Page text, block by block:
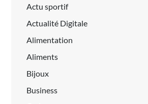
Actu sportif
Actualité Digitale
Alimentation
Aliments
Bijoux
Business